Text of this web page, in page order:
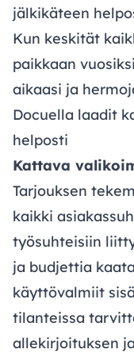
jälkikäteen
Kun keskität
paikkaan
aikaasi ja
Docuella laadit
helposti
Kattava
Tarjouksen
kaikki
työsuhteisiin
ja budjettia
käyttövalmiit
tilanteissa
allekirjoituksen